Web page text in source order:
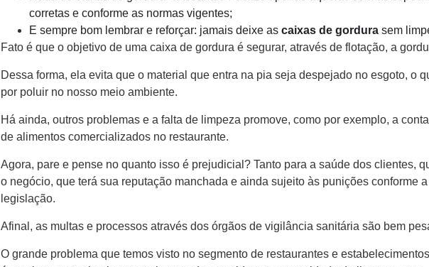
corretas e conforme as normas vigentes;
E sempre bom lembrar e reforçar: jamais deixe as caixas de gordura sem
Fato é que o objetivo de uma caixa de gordura é segurar, através de flotação, a
Dessa forma, ela evita que o material que entra na pia seja despejado no esgoto, o
por poluir no nosso meio ambiente.
Há ainda, outros problemas e a falta de limpeza promove, como por exemplo, a
de alimentos comercializados no restaurante.
Agora, pare e pense no quanto isso é prejudicial? Tanto para a saúde dos clientes,
o negócio, que terá sua reputação manchada e ainda sujeito às punições conforme a
legislação.
Afinal, as multas e processos através dos órgãos de vigilância sanitária são bem
O grande problema que temos visto no segmento de restaurantes e